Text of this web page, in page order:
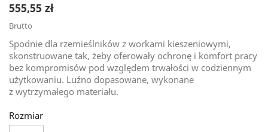
555,55 zł
Brutto
Spodnie dla rzemieślników z workami kieszeniowymi,
skonstruowane tak, żeby oferowały ochronę i komfort pracy
bez kompromisów pod względem trwałości w codziennym
użytkowaniu. Luźno dopasowane, wykonane
z wytrzymałego materiału.
Rozmiar